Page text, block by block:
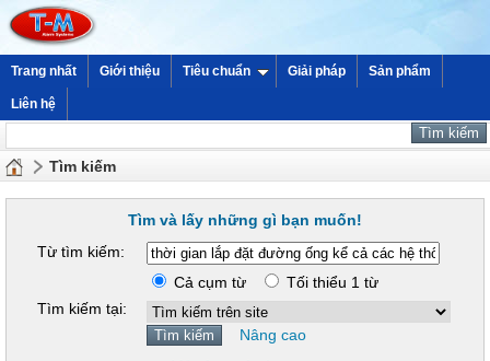
Trang nhất Giới thiệu Tiêu chuẩn Giải pháp Sản phẩm
Liên hệ
Tìm kiếm
Tìm và lấy những gì bạn muốn!
Từ tìm kiếm:
Cả cụm từ
Tối thiểu 1 từ
Tìm kiếm tại:
Nâng cao